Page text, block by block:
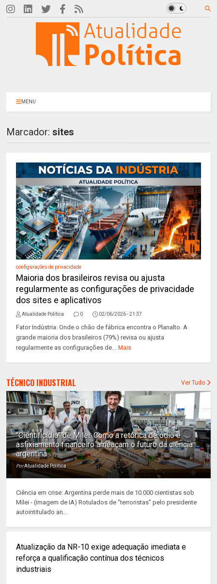
MENU
Marcador:sites
configurações de privacidade
Maioria dos brasileiros revisa ou ajusta
regularmente as configurações de privacidade
dos sites e aplicativos
Atualidade Política 0 02/06/2026 - 21:37
Fator Indústria: Onde o chão de fábrica encontra o Planalto. A
grande maioria dos brasileiros (79%) revisa ou ajusta
regularmente as configurações de... Mais
TÉCNICO INDUSTRIAL Ver Tudo
"Cientificídio" de Milei: Como a retórica de ódio e
asfixiamento financeiro ameaçam o futuro da ciência
argentina
PorAtualidade Política
Ciência em crise: Argentina perde mais de 10.000 cientistas sob
Milei - (imagem de IA) Rotulados de "terroristas" pelo presidente
autointitulado an...
Atualização da NR-10 exige adequação imediata e
reforça a qualificação contínua dos técnicos
industriais